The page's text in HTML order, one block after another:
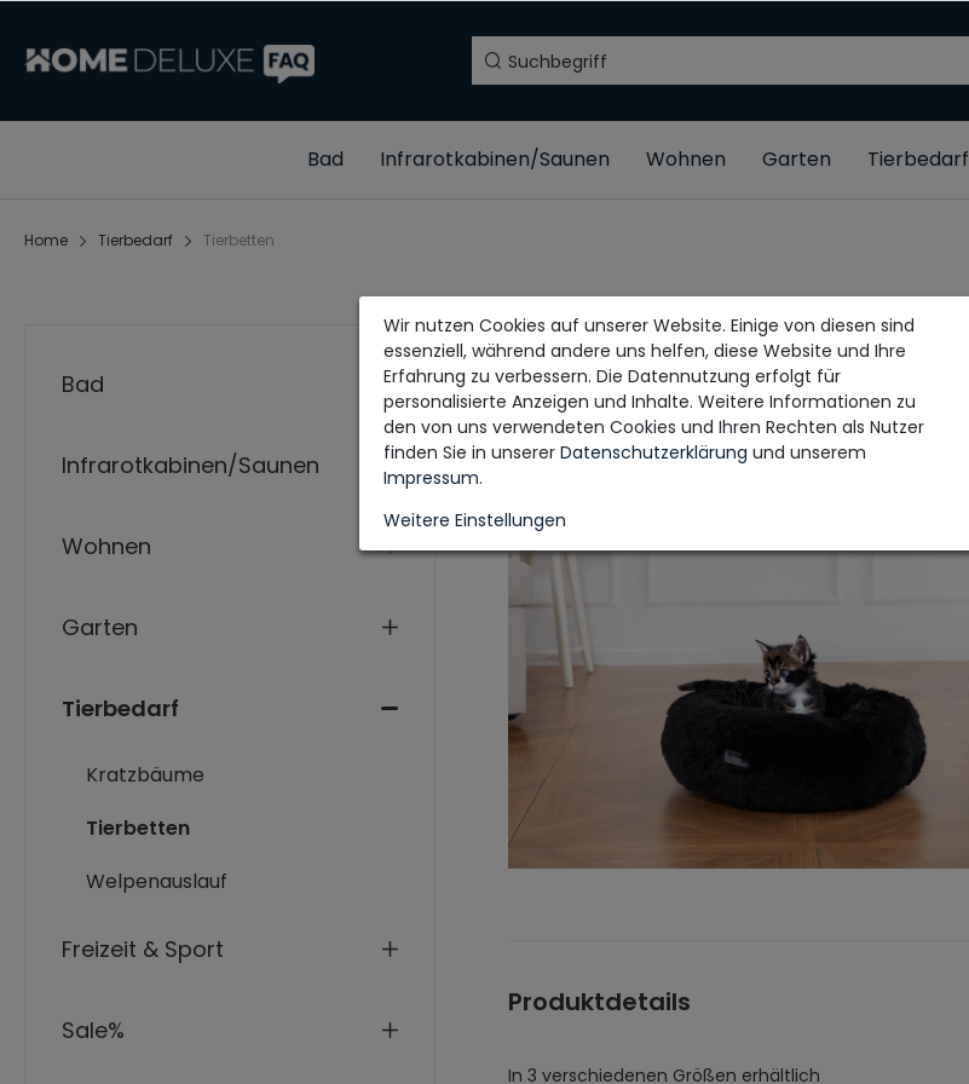
Bad Infrarotkabinen/Saunen Wohnen Garten Tierbedarf
Home Tierbedarf Tierbetten
Bad
Infrarotkabinen/Saunen
Wohnen
Garten
Tierbedarf
Kratzbäume
Tierbetten
Welpenauslauf
Freizeit & Sport
Sale%
Produktdetails
In 3 verschiedenen Größen erhältlich
Wir nutzen Cookies auf unserer Website. Einige von diesen sind
essenziell, während andere uns helfen, diese Website und Ihre
Erfahrung zu verbessern. Die Datennutzung erfolgt für
personalisierte Anzeigen und Inhalte. Weitere Informationen zu
den von uns verwendeten Cookies und Ihren Rechten als Nutzer
finden Sie in unserer Daten­schutz­erklärung und unserem
Impressum.
Weitere Einstellungen